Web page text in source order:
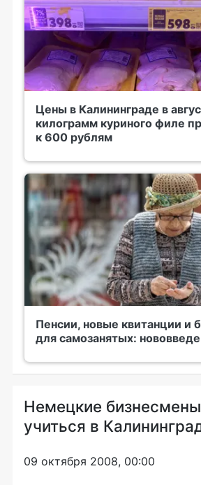
Цены в Калининграде в
килограмм куриного филе
к 600 рублям
Пенсии, новые квитанции и
для самозанятых:
Немецкие
учиться в
09 октября 2008, 00:00